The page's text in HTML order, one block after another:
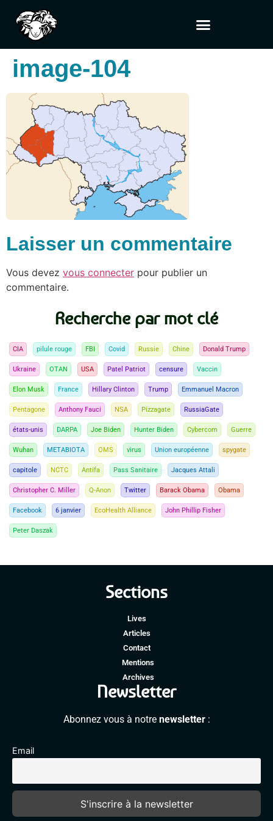
image-104
Laisser un commentaire
Vous devez vous connecter pour publier un
commentaire.
Recherche par mot clé
CIA pilule rouge FBI Covid Russie Chine Donald Trump
Ukraine OTAN USA Patel Patriot censure Vaccin
Elon Musk France Hillary Clinton Trump Emmanuel Macron
Pentagone Anthony Fauci NSA Pizzagate RussiaGate
états-unis DARPA Joe Biden Hunter Biden Cybercom Guerre
Wuhan METABIOTA OMS virus Union européenne spygate
capitole NCTC Antifa Pass Sanitaire Jacques Attali
Christopher C. Miller Q-Anon Twitter Barack Obama Obama
Facebook 6 janvier EcoHealth Alliance John Phillip Fisher
Peter Daszak
Sections
Lives
Articles
Contact
Mentions
Archives
Newsletter
Abonnez vous à notre newsletter:
Email